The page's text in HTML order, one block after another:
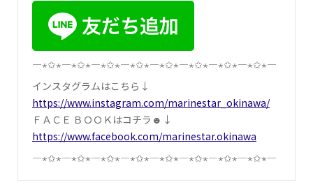
―⋆✩⋆―⋆✩⋆―⋆✩⋆―⋆✩⋆―⋆✩⋆―⋆✩⋆―⋆✩⋆―⋆✩⋆―
インスタグラムはこちら↓
https://www.instagram.com/marinestar_okinawa/
ＦＡＣＥ ＢＯＯＫはコチラ☻↓
https://www.facebook.com/marinestar.okinawa
―⋆✩⋆―⋆✩⋆―⋆✩⋆―⋆✩⋆―⋆✩⋆―⋆✩⋆―⋆✩⋆―⋆✩⋆―